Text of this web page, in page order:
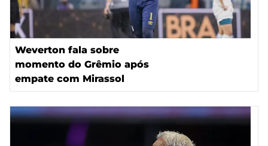
Weverton fala sobre
momento do Grêmio após
empate com Mirassol